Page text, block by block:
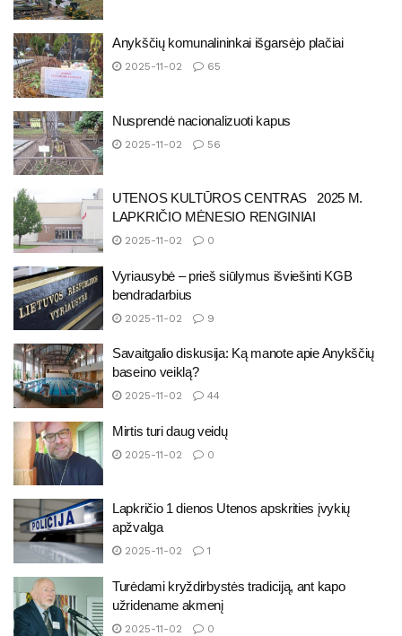
Anykščių komunalininkai išgarsėjo plačiai
2025-11-02 65
Nusprendė nacionalizuoti kapus
2025-11-02 56
UTENOS KULTŪROS CENTRAS 2025 M.
LAPKRIČIO MĖNESIO RENGINIAI
2025-11-02 0
Vyriausybė – prieš siūlymus išviešinti KGB
bendradarbius
2025-11-02 9
Savaitgalio diskusija: Ką manote apie Anykščių
baseino veiklą?
2025-11-02 44
Mirtis turi daug veidų
2025-11-02 0
Lapkričio 1 dienos Utenos apskrities įvykių
apžvalga
2025-11-02 1
Turėdami kryždirbystės tradiciją, ant kapo
užridename akmenį
2025-11-02 0